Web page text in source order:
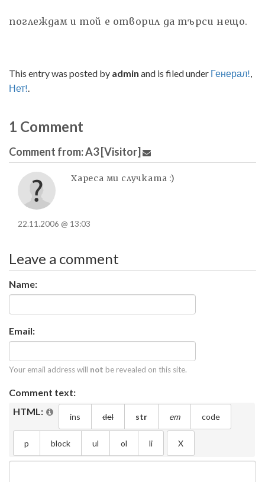
поглеждам и той е отворил да търси нещо.
This entry was posted by admin and is filed under Генерал!,
Нет!.
1 Comment
Comment from:A3 [Visitor]
Хареса ми случката :)
22.11.2006 @ 13:03
Leave a comment
Name:
Email:
Your email address will not be revealed on this site.
Comment text:
HTML: